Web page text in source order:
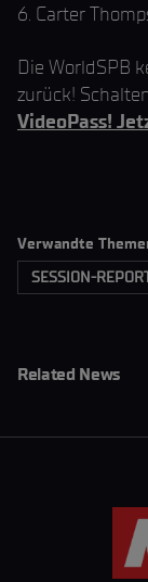
6. Carter
Die WorldSPB
zurück!
VideoPass!
Verwandte
SESSION-
Related News